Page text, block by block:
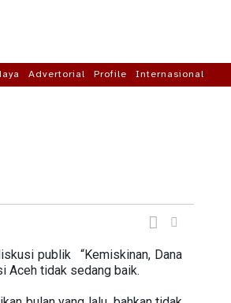
Advertorial Profile Internasional
publik “Kemiskinan, Dana
Aceh tidak sedang baik.